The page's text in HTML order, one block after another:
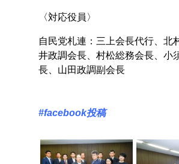
〈対応役員〉
自民党札連：三上会長代行、北
井政調会長、村松総務会長、小
長、山田政調副会長
#facebook投稿